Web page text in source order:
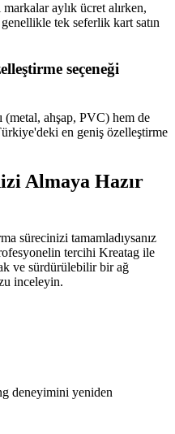
aylık ücret alırken,
tek seferlik kart satın
seçeneği
(metal, ahşap, PVC) hem de
en geniş özelleştirme
Almaya Hazır
sürecinizi tamamladıysanız
tercihi Kreatag ile
ve sürdürülebilir bir ağ
inceleyin.
deneyimini yeniden